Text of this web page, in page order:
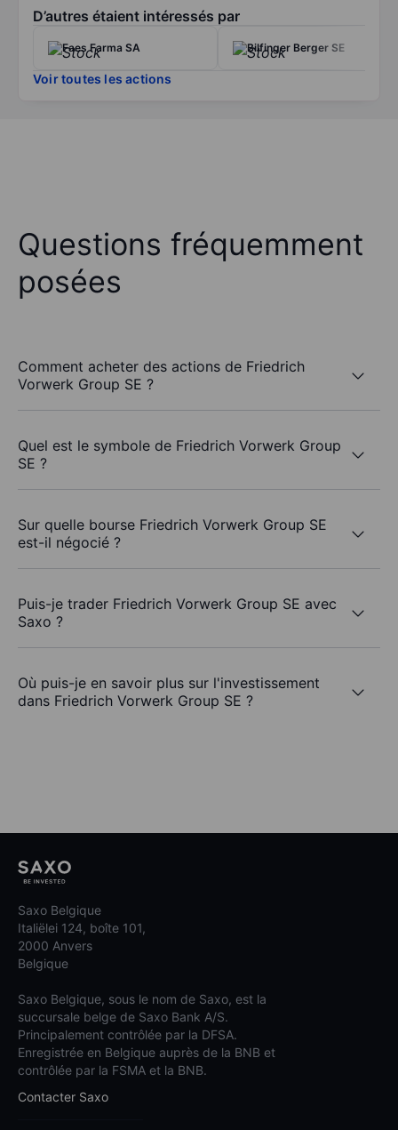
D’autres étaient intéressés par
Faes Farma SA Bilfinger Berger SE
Voir toutes les actions
Questions fréquemment
posées
Comment acheter des actions de Friedrich
Vorwerk Group SE ?
Quel est le symbole de Friedrich Vorwerk Group
SE ?
Sur quelle bourse Friedrich Vorwerk Group SE
est-il négocié ?
Puis-je trader Friedrich Vorwerk Group SE avec
Saxo ?
Où puis-je en savoir plus sur l'investissement
dans Friedrich Vorwerk Group SE ?
Saxo Belgique
Italiëlei 124, boîte 101,
2000 Anvers
Belgique
Saxo Belgique, sous le nom de Saxo, est la
succursale belge de Saxo Bank A/S.
Principalement contrôlée par la DFSA.
Enregistrée en Belgique auprès de la BNB et
contrôlée par la FSMA et la BNB.
Contacter Saxo